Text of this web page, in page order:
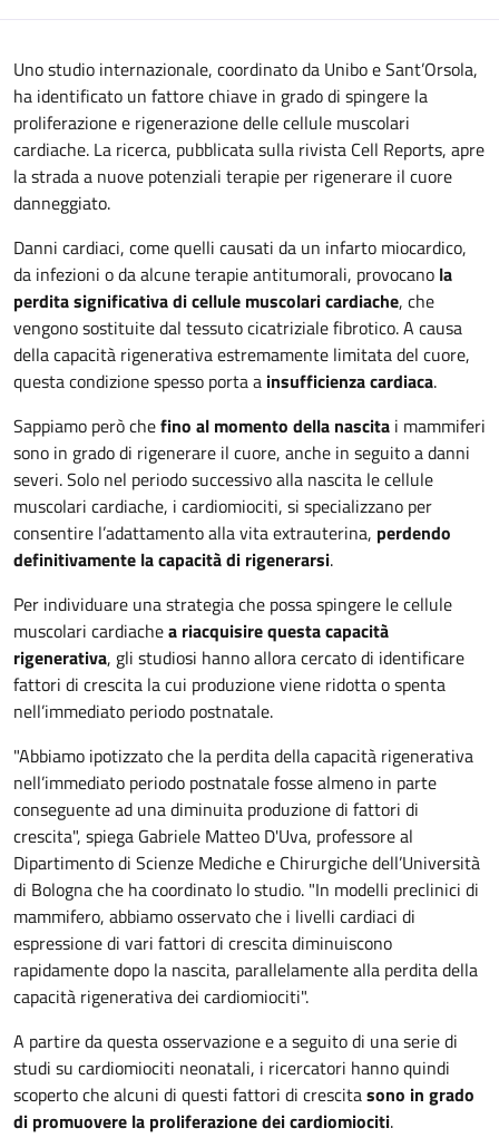
Uno studio internazionale, coordinato da Unibo e Sant’Orsola,
ha identificato un fattore chiave in grado di spingere la
proliferazione e rigenerazione delle cellule muscolari
cardiache. La ricerca, pubblicata sulla rivista Cell Reports, apre
la strada a nuove potenziali terapie per rigenerare il cuore
danneggiato.
Danni cardiaci, come quelli causati da un infarto miocardico,
da infezioni o da alcune terapie antitumorali, provocano la
perdita significativa di cellule muscolari cardiache, che
vengono sostituite dal tessuto cicatriziale fibrotico. A causa
della capacità rigenerativa estremamente limitata del cuore,
questa condizione spesso porta a insufficienza cardiaca.
Sappiamo però chefino al momento della nascita i mammiferi
sono in grado di rigenerare il cuore, anche in seguito a danni
severi. Solo nel periodo successivo alla nascita le cellule
muscolari cardiache, i cardiomiociti, si specializzano per
consentire l’adattamento alla vita extrauterina, perdendo
definitivamente la capacità di rigenerarsi.
Per individuare una strategia che possa spingere le cellule
muscolari cardiachea riacquisire questa capacità
rigenerativa, gli studiosi hanno allora cercato di identificare
fattori di crescita la cui produzione viene ridotta o spenta
nell’immediato periodo postnatale.
"Abbiamo ipotizzato che la perdita della capacità rigenerativa
nell’immediato periodo postnatale fosse almeno in parte
conseguente ad una diminuita produzione di fattori di
crescita", spiega Gabriele Matteo D'Uva, professore al
Dipartimento di Scienze Mediche e Chirurgiche dell’Università
di Bologna che ha coordinato lo studio. "In modelli preclinici di
mammifero, abbiamo osservato che i livelli cardiaci di
espressione di vari fattori di crescita diminuiscono
rapidamente dopo la nascita, parallelamente alla perdita della
capacità rigenerativa dei cardiomiociti".
A partire da questa osservazione e a seguito di una serie di
studi su cardiomiociti neonatali, i ricercatori hanno quindi
scoperto che alcuni di questi fattori di crescitasono in grado
di promuovere la proliferazione dei cardiomiociti.